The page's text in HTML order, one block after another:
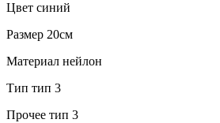
Цвет синий
Размер 20см
Материал нейлон
Тип тип 3
Прочее тип 3